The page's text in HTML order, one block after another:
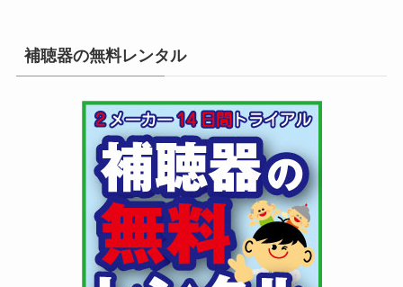
補聴器の無料レンタル